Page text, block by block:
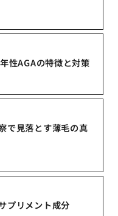
性AGAの特徴と対策
で見落とす薄毛の真
プリメント成分